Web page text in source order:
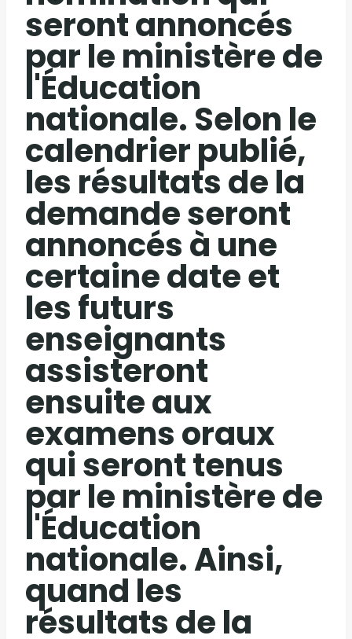
seront annoncés
par le ministère de
l'Éducation
nationale. Selon le
calendrier publié,
les résultats de la
demande seront
annoncés à une
certaine date et
les futurs
enseignants
assisteront
ensuite aux
examens oraux
qui seront tenus
par le ministère de
l'Éducation
nationale. Ainsi,
quand les
résultats de la